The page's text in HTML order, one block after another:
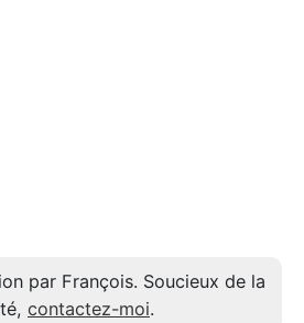
par François. Soucieux de la
contactez-moi.